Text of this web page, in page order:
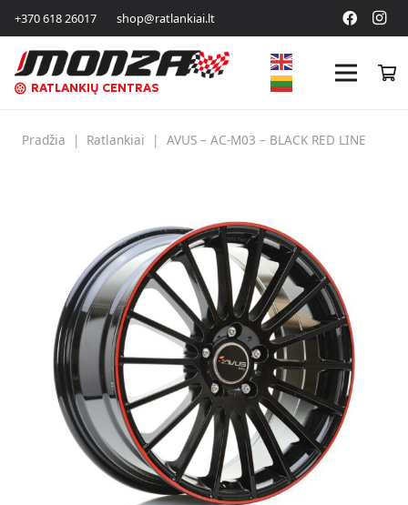
+370 618 26017 shop@ratlankiai.lt
RATLANKIŲ CENTRAS
Pradžia | Ratlankiai | AVUS – AC-M03 – BLACK RED LINE